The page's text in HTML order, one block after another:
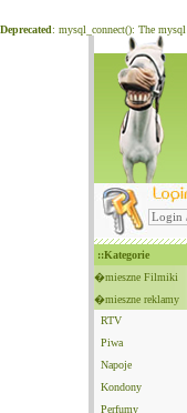
Deprecated: mysql_connect(): The
::Kategorie
�mieszne Filmiki
�mieszne reklamy
RTV
Piwa
Napoje
Kondony
Perfumy